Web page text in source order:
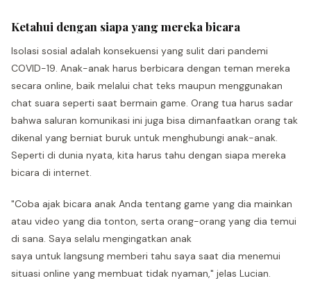
Ketahui dengan siapa yang mereka bicara
Isolasi sosial adalah konsekuensi yang sulit dari pandemi
COVID-19. Anak-anak harus berbicara dengan teman mereka
secara online, baik melalui chat teks maupun menggunakan
chat suara seperti saat bermain game. Orang tua harus sadar
bahwa saluran komunikasi ini juga bisa dimanfaatkan orang tak
dikenal yang berniat buruk untuk menghubungi anak-anak.
Seperti di dunia nyata, kita harus tahu dengan siapa mereka
bicara di internet.
"Coba ajak bicara anak Anda tentang game yang dia mainkan
atau video yang dia tonton, serta orang-orang yang dia temui
di sana. Saya selalu mengingatkan anak
saya untuk langsung memberi tahu saya saat dia menemui
situasi online yang membuat tidak nyaman," jelas Lucian.